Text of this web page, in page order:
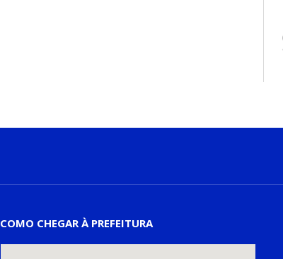
COMO CHEGAR À PREFEITURA